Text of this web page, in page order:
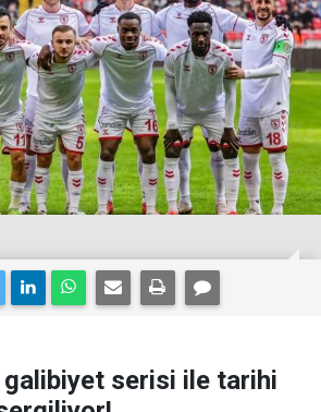
serisi ile tarihi